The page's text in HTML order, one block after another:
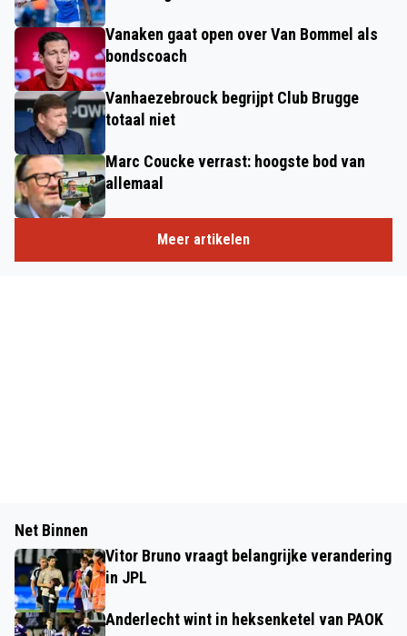
Vanaken gaat open over Van Bommel als
bondscoach
Vanhaezebrouck begrijpt Club Brugge
totaal niet
Marc Coucke verrast: hoogste bod van
allemaal
Meer artikelen
Net Binnen
Vitor Bruno vraagt belangrijke verandering
in JPL
Anderlecht wint in heksenketel van PAOK